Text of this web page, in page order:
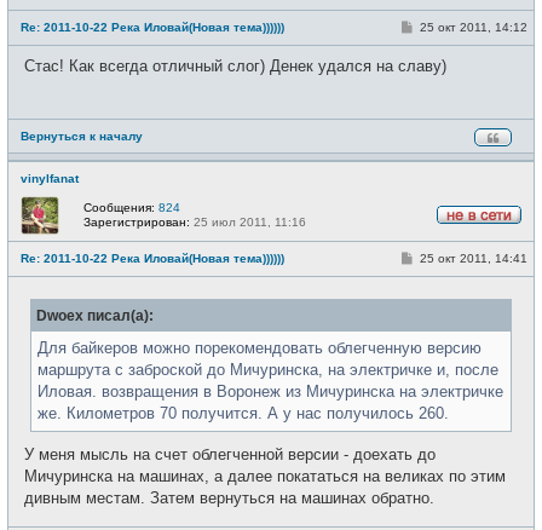
в
с
Re: 2011-10-22 Река Иловай(Новая тема))))))
С
б
25 окт 2011, 14:12
Стас! Как всегда отличный слог) Денек удался на славу)
Вернуться к началу
vinylfanat
е
в
с
Сообщения: 824
Зарегистрирован: 25 июл 2011, 11:16
Re: 2011-10-22 Река Иловай(Новая тема))))))
С
б
е
н
е
25 окт 2011, 14:41
Dwoex писал(а):
Для байкеров можно порекомендовать облегченную версию
маршрута с заброской до Мичуринска, на электричке и, после
Иловая. возвращения в Воронеж из Мичуринска на электричке
же. Километров 70 получится. А у нас получилось 260.
У меня мысль на счет облегченной версии - доехать до
Мичуринска на машинах, а далее покататься на великах по этим
дивным местам. Затем вернуться на машинах обратно.